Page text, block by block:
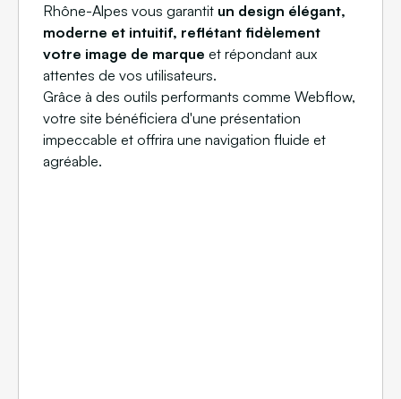
Rhône-Alpes vous garantit un design élégant,
moderne et intuitif, reflétant fidèlement
votre image de marque et répondant aux
attentes de vos utilisateurs.
Grâce à des outils performants comme Webflow,
votre site bénéficiera d'une présentation
impeccable et offrira une navigation fluide et
agréable.